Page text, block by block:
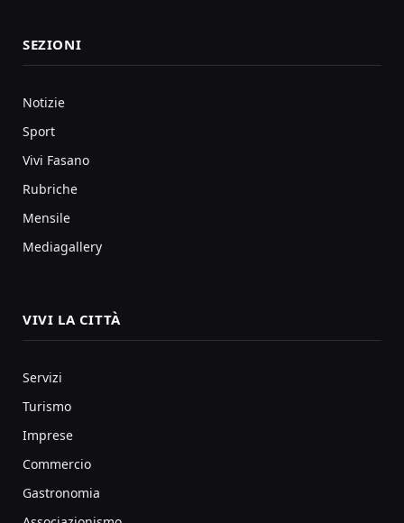
SEZIONI
Notizie
Sport
Vivi Fasano
Rubriche
Mensile
Mediagallery
VIVI LA CITTÀ
Servizi
Turismo
Imprese
Commercio
Gastronomia